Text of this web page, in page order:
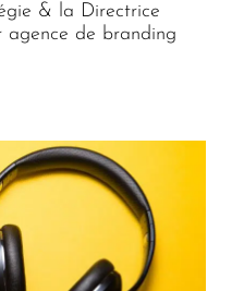
& la Directrice
agence de branding